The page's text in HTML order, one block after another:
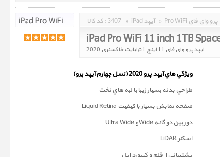
کد کالا : 3407 » iPad آیپد » Pro WiFi پرو وای فای
iPad Pro WiFi 11 inch 1TB
آیپد پرو وای فای 11 اینچ 1 ترابایت خاکستری 2020
ويژگي هاي آيپد پرو 2020 ( نسل چهارمآيپد پرو)
طراحي بدنه بسيار زيبا با لبه هاي تخت
صفحه نمايش بسيار با کيفيت Liquid Retina
دوربين دو گانه Wide و Ultra Wide
اسکنر LiDAR
پشتيباني از قلم و کيبورد اپل